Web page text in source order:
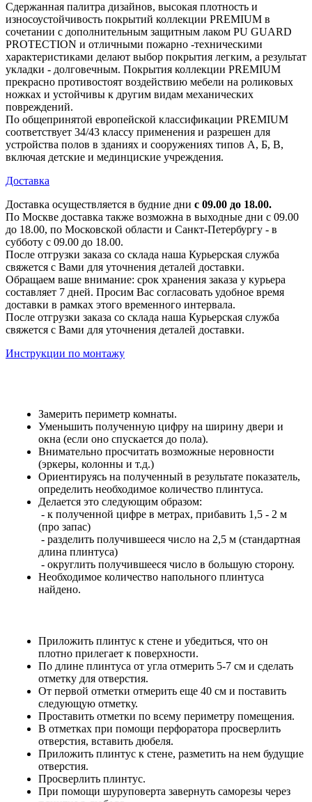
Cдержанная палитра дизайнов, высокая плотность и
износоустойчивость покрытий коллекции PREMIUM в
сочетании с дополнительным защитным лаком PU GUARD
PROTECTION и отличными пожарно -техническими
характеристиками делают выбор покрытия легким, а результат
укладки - долговечным. Покрытия коллекции PREMIUM
прекрасно противостоят воздействию мебели на роликовых
ножках и устойчивы к другим видам механических
повреждений.
По общепринятой европейской классификации PREMIUM
соответствует 34/43 классу применения и разрешен для
устройства полов в зданиях и сооружениях типов А, Б, В,
включая детские и мединциские учреждения.
Доставка
Доставка осуществляется в будние дни с 09.00 до 18.00.
По Москве доставка также возможна в выходные дни с 09.00
до 18.00, по Московской области и Санкт-Петербургу - в
субботу с 09.00 до 18.00.
После отгрузки заказа со склада наша Курьерская служба
свяжется с Вами для уточнения деталей доставки.
Обращаем ваше внимание: срок хранения заказа у курьера
составляет 7 дней. Просим Вас согласовать удобное время
доставки в рамках этого временного интервала.
После отгрузки заказа со склада наша Курьерская служба
свяжется с Вами для уточнения деталей доставки.
Инструкции по монтажу
Замерить периметр комнаты.
Уменьшить полученную цифру на ширину двери и
окна (если оно спускается до пола).
Внимательно просчитать возможные неровности
(эркеры, колонны и т.д.)
Ориентируясь на полученный в результате показатель,
определить необходимое количество плинтуса.
Делается это следующим образом:
- к полученной цифре в метрах, прибавить 1,5 - 2 м
(про запас)
- разделить получившееся число на 2,5 м (стандартная
длина плинтуса)
- округлить получившееся число в большую сторону.
Необходимое количество напольного плинтуса
найдено.
Приложить плинтус к стене и убедиться, что он
плотно прилегает к поверхности.
По длине плинтуса от угла отмерить 5-7 см и сделать
отметку для отверстия.
От первой отметки отмерить еще 40 см и поставить
следующую отметку.
Проставить отметки по всему периметру помещения.
В отметках при помощи перфоратора просверлить
отверстия, вставить дюбеля.
Приложить плинтус к стене, разметить на нем будущие
отверстия.
Просверлить плинтус.
При помощи шуруповерта завернуть саморезы через